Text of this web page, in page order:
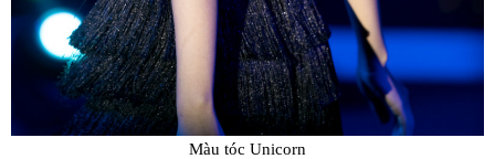
Màu tóc Unicorn